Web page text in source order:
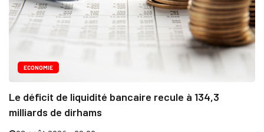
ECONOMIE
Le déficit de liquidité bancaire recule à 134,3
milliards de dirhams